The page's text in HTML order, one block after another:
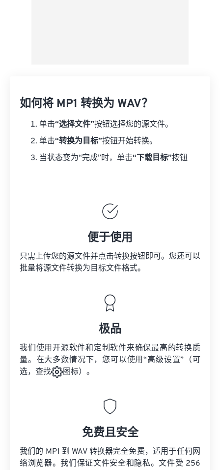
如何将 MP1 转换为 WAV？
单击“选择文件”按钮选择您的源文件。
单击“转换为目标”按钮开始转换。
当状态变为“完成”时，单击“下载目标”按钮
便于使用
只需上传您的源文件并点击转换按钮即可。您还可以
批量将源文件转换为目标文件格式。
极品
我们使用开源软件和定制软件来确保最高的转换质
量。在大多数情况下，您可以使用“高级设置”（可
选，查找
图标）。
免费且安全
我们的 MP1 到 WAV 转换器完全免费，适用于任何网
络浏览器。我们保证文件安全和隐私。文件受 256